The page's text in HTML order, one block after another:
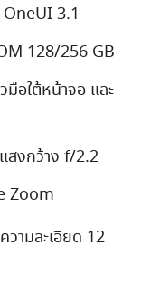
3.1
128/256 GB
อใต้หน้าจอ และ
สงกว้าง f/2.2
Zoom
ามละเอียด 12